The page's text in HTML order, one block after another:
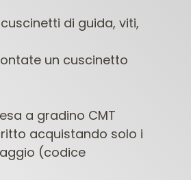
PUNTE PER
MACCHINE
di guida, viti,
un cuscinetto
a gradino CMT
acquistando solo i
(codice